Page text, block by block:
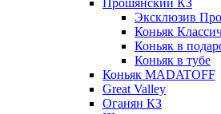
Прошянский КЗ
Эксклюзив
Коньяк
Коньяк в
Коньяк в тубе
Коньяк MADATOFF
Great Valley
Оганян КЗ